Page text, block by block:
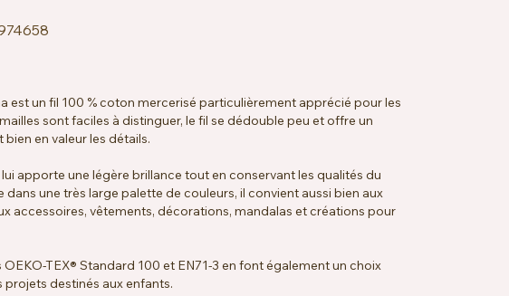
est un fil 100 % coton mercerisé particulièrement apprécié pour les
sont faciles à distinguer, le fil se dédouble peu et offre un
en valeur les détails.
apporte une légère brillance tout en conservant les qualités du
une très large palette de couleurs, il convient aussi bien aux
accessoires, vêtements, décorations, mandalas et créations pour
TEX® Standard 100 et EN71-3 en font également un choix
projets destinés aux enfants.